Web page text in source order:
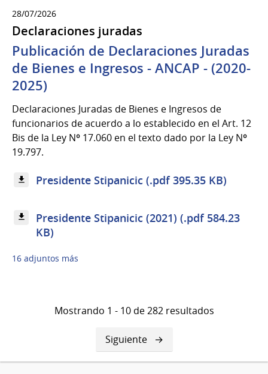
28/07/2026
Declaraciones juradas
Publicación de Declaraciones Juradas
de Bienes e Ingresos - ANCAP - (2020-
2025)
Declaraciones Juradas de Bienes e Ingresos de
funcionarios de acuerdo a lo establecido en el Art. 12
Bis de la Ley Nº 17.060 en el texto dado por la Ley Nº
19.797.
Presidente Stipanicic (.pdf 395.35 KB)
Presidente Stipanicic (2021) (.pdf 584.23
KB)
16 adjuntos más
Mostrando 1 - 10 de 282 resultados
Siguiente
página
Siguiente